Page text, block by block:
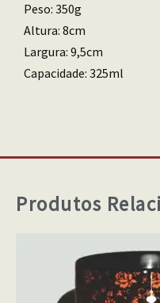
Peso: 350g
Altura: 8cm
Largura: 9,5cm
Capacidade: 325ml
Produtos